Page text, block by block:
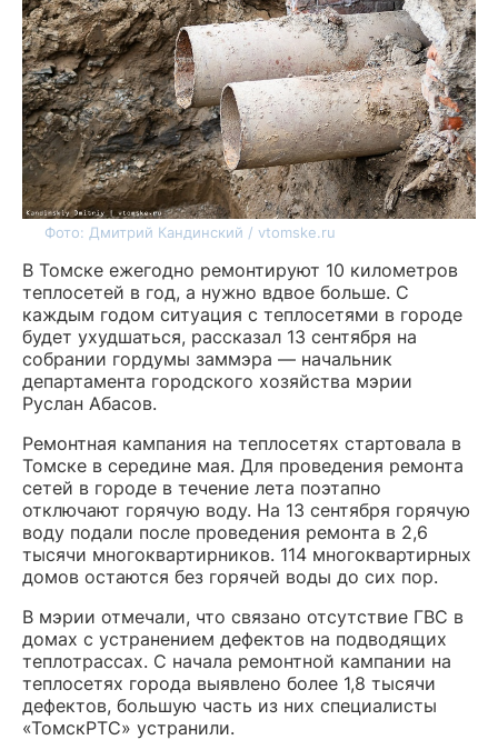
Фото: Дмитрий Кандинский / vtomske.ru
В Томске ежегодно ремонтируют 10 километров
теплосетей в год, а нужно вдвое больше. С
каждым годом ситуация с теплосетями в городе
будет ухудшаться, рассказал 13 сентября на
собрании гордумы заммэра — начальник
департамента городского хозяйства мэрии
Руслан Абасов.
Ремонтная кампания на теплосетях стартовала в
Томске в середине мая. Для проведения ремонта
сетей в городе в течение лета поэтапно
отключают горячую воду. На 13 сентября горячую
воду подали после проведения ремонта в 2,6
тысячи многоквартирников. 114 многоквартирных
домов остаются без горячей воды до сих пор.
В мэрии отмечали, что связано отсутствие ГВС в
домах с устранением дефектов на подводящих
теплотрассах. С начала ремонтной кампании на
теплосетях города выявлено более 1,8 тысячи
дефектов, большую часть из них специалисты
«ТомскРТС» устранили.